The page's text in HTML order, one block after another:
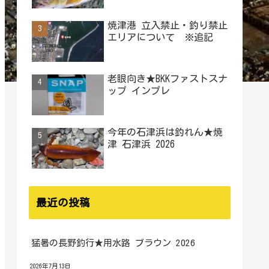
焼津港 立入禁止・釣り禁止
エリアについて ※追記
老眼向き★BKKファストスナ
ップ インプレ
今年の石津浜は釣れん★焼
津 石津浜 2026
最近の投稿
猛暑の長野釣行★用水路 ブラウン 2026
2026年7月13日